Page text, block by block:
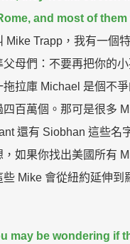
and most of
Mike Trapp，我有一個
父母們：不要再把你的
拖拉庫 Michael 是個不
四百萬個。那可是很多
還有 Siobhan 這些名
，如果你找出美國所有
些 Mike 會從紐約延伸到
may be wondering if